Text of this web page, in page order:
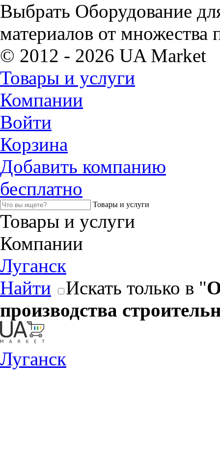
Выбрать Оборудование
материалов от множества
© 2012 - 2026 UA Market
Товары и услуги
Компании
Войти
Корзина
Добавить компанию
бесплатно
Товары и услуги
Товары и услуги
Компании
Луганск
Найти
Искать только в "
производства
Луганск